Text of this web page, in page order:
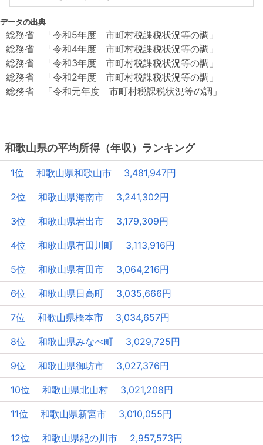
データの出典
総務省 「令和5年度 市町村税課税状況等の調」
総務省 「令和4年度 市町村税課税状況等の調」
総務省 「令和3年度 市町村税課税状況等の調」
総務省 「令和2年度 市町村税課税状況等の調」
総務省 「令和元年度 市町村税課税状況等の調」
和歌山県の平均所得（年収）ランキング
1位 和歌山県和歌山市 3,481,947円
2位 和歌山県海南市 3,241,302円
3位 和歌山県岩出市 3,179,309円
4位 和歌山県有田川町 3,113,916円
5位 和歌山県有田市 3,064,216円
6位 和歌山県日高町 3,035,666円
7位 和歌山県橋本市 3,034,657円
8位 和歌山県みなべ町 3,029,725円
9位 和歌山県御坊市 3,027,376円
10位 和歌山県北山村 3,021,208円
11位 和歌山県新宮市 3,010,055円
12位 和歌山県紀の川市 2,957,573円